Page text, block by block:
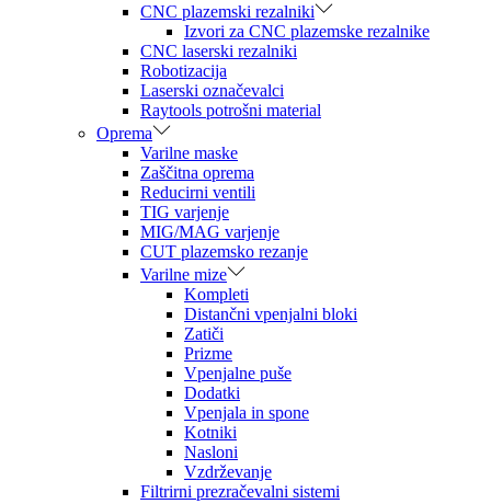
CNC plazemski rezalniki
Izvori za CNC plazemske rezalnike
CNC laserski rezalniki
Robotizacija
Laserski označevalci
Raytools potrošni material
Oprema
Varilne maske
Zaščitna oprema
Reducirni ventili
TIG varjenje
MIG/MAG varjenje
CUT plazemsko rezanje
Varilne mize
Kompleti
Distančni vpenjalni bloki
Zatiči
Prizme
Vpenjalne puše
Dodatki
Vpenjala in spone
Kotniki
Nasloni
Vzdrževanje
Filtrirni prezračevalni sistemi